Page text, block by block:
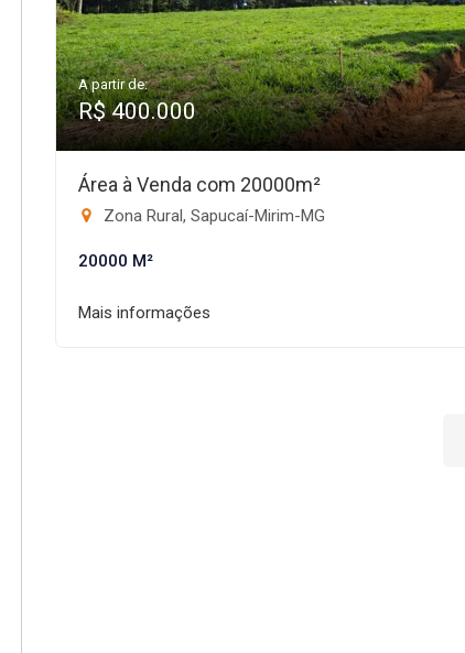
A partir de:
R$ 400.000
Área à Venda com 20000m²
Zona Rural, Sapucaí-Mirim-MG
20000 M²
Mais informações